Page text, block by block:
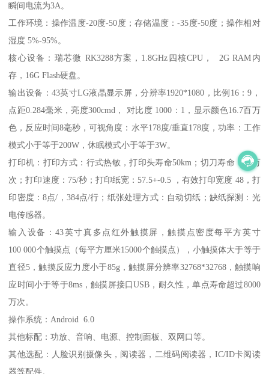
瞬间电流为3A。
工作环境：操作温度-20度-50度；存储温度：-35度-50度；操作相对
湿度 5%-95%。
核心设备：瑞芯微 RK3288方案，1.8GHz四核CPU， 2G RAM内
存，16G Flash硬盘。
输出设备：43英寸LG液晶显示屏，分辨率1920*1080，比例16：9，
点距0.284毫米，亮度300cmd， 对比度 1000：1，显示颜色16.7百万
色，反应时间8毫秒，可视角度：水平178度/垂直178度，功率：工作
模式小于等于200W，休眠模式小于等于3W。
打印机：打印方式：行式热敏，打印头寿命50km；切刀寿命：50万
次；打印速度：75/秒；打印纸宽：57.5+-0.5 ，有效打印宽度 48，打
印密度：8点/，384点/行；纸张处理方式：自动切纸；缺纸探测：光
电传感器。
输入设备：43英寸真多点红外触摸屏，触摸点密度每平方英寸
100 000个触摸点（每平方厘米15000个触摸点），小触摸体大于等于
直径5，触摸反应力度小于85g，触摸屏分辨率32768*32768，触摸响
应时间小于等于8ms，触摸屏接口USB，耐久性，单点寿命超过8000
万次。
操作系统：Android 6.0
其他标配：功放、音响、电源、控制面板、双网口等。
其他选配：人脸识别摄像头，阅读器，二维码阅读器，IC/ID卡阅读
器等配件。